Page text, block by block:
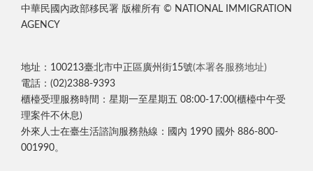
中華民國內政部移民署 版權所有 © NATIONAL IMMIGRATION
AGENCY
地址：100213臺北市中正區廣州街15號(本署各服務地址)
電話：(02)2388-9393
櫃檯受理服務時間：星期一至星期五 08:00-17:00(櫃檯中午受
理案件不休息)
外來人士在臺生活諮詢服務熱線：國內 1990 國外 886-800-
001990。